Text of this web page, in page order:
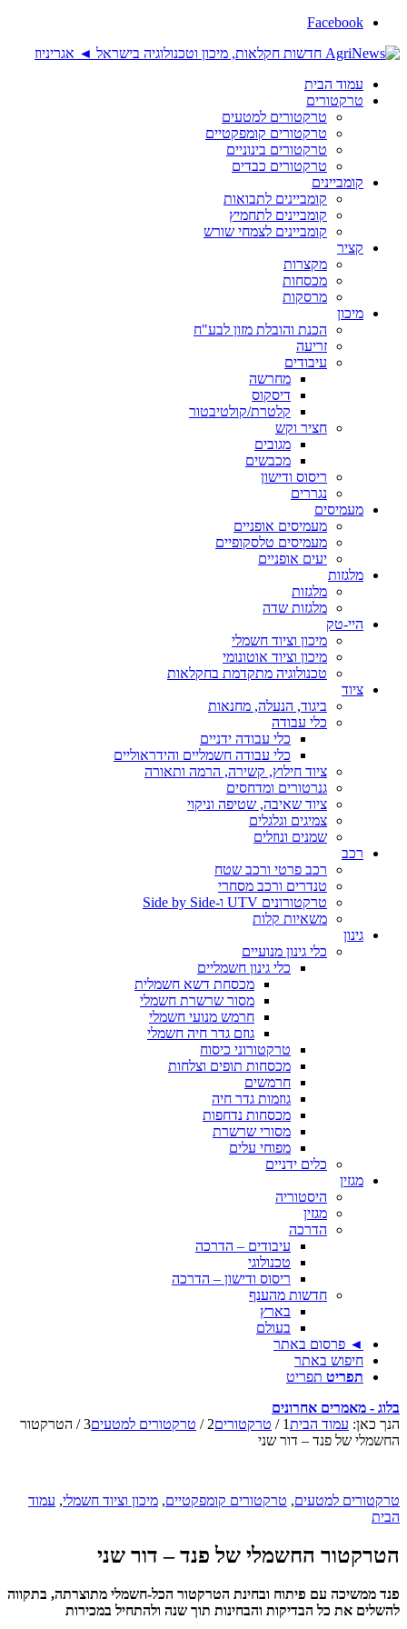
Facebook
עמוד הבית
טרקטורים
טרקטורים למטעים
טרקטורים קומפקטיים
טרקטורים בינוניים
טרקטורים כבדים
קומביינים
קומביינים לתבואות
קומביינים לתחמיץ
קומביינים לצמחי שורש
קציר
מקצרות
מכסחות
מרסקות
מיכון
הכנת והובלת מזון לבע"ח
זריעה
עיבודים
מחרשה
דיסקוס
קלטרת/קולטיבטור
חציר וקש
מגובים
מכבשים
ריסוס ודישון
נגררים
מעמיסים
מעמיסים אופניים
מעמיסים טלסקופיים
יעים אופניים
מלגזות
מלגזות
מלגזות שדה
היי-טק
מיכון וציוד חשמלי
מיכון וציוד אוטונומי
טכנולוגיה מתקדמת בחקלאות
ציוד
ביגוד, הנעלה, מחנאות
כלי עבודה
כלי עבודה ידניים
כלי עבודה חשמליים והידראוליים
ציוד חילוץ, קשירה, הרמה ותאורה
גנרטורים ומדחסים
ציוד שאיבה, שטיפה וניקוי
צמיגים וגלגלים
שמנים ונוזלים
רכב
רכב פרטי ורכב שטח
טנדרים ורכב מסחרי
טרקטורונים UTV ו-Side by Side
משאיות קלות
גינון
כלי גינון מנועיים
כלי גינון חשמליים
מכסחת דשא חשמלית
מסור שרשרת חשמלי
חרמש מנועי חשמלי
גוזם גדר חיה חשמלי
טרקטורוני כיסוח
מכסחות תופים וצלחות
חרמשים
גוזמות גדר חיה
מכסחות נדחפות
מסורי שרשרת
מפוחי עלים
כלים ידניים
מגזין
היסטוריה
מגזין
הדרכה
עיבודים – הדרכה
טכנולוגי
ריסוס ודישון – הדרכה
חדשות מהענף
בארץ
בעולם
◄ פרסום באתר
חיפוש באתר
תפריט תפריט
בלוג - מאמרים אחרונים
הנך כאן: עמוד הבית1
/ טרקטורים2
/ טרקטורים למטעים3
/ הטרקטור
החשמלי של פנד – דור שני
טרקטורים למטעים, טרקטורים קומפקטיים, מיכון וציוד חשמלי, עמוד
הבית
הטרקטור החשמלי של פנד – דור שני
פנד ממשיכה עם פיתוח ובחינת הטרקטור הכל-חשמלי מתוצרתה, בתקווה
להשלים את כל הבדיקות והבחינות תוך שנה ולהתחיל במכירות